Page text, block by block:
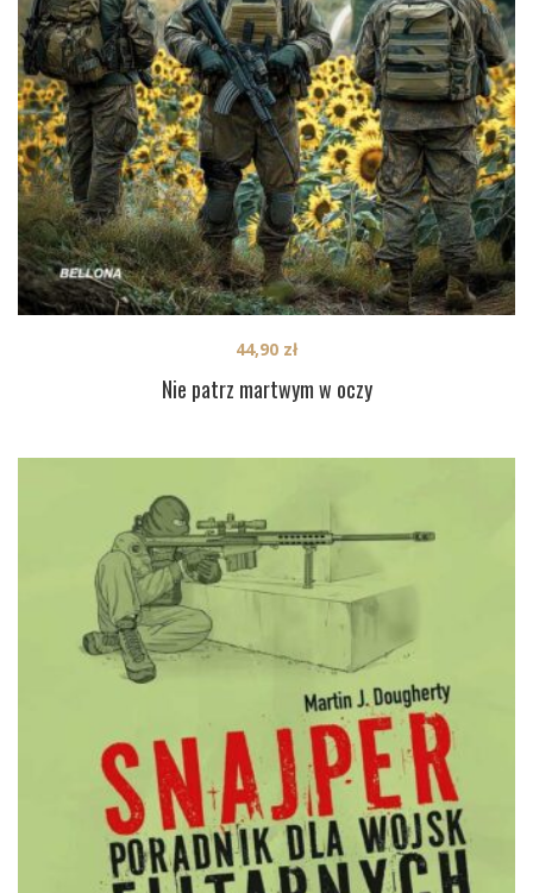
Nie patrz martwym w oczy
44,90 zł